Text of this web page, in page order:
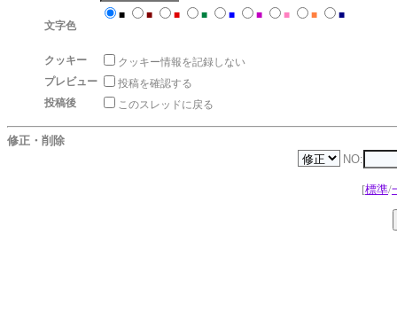
文字色
■ ■ ■ ■ ■ ■ ■ ■ ■
クッキー
クッキー情報を記録しない
プレビュー
投稿を確認する
投稿後
このスレッドに戻る
修正・削除
NO:
[標準/